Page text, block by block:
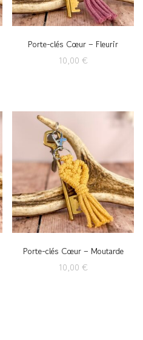
Porte-clés Cœur – Fleurir
10,00 €
Porte-clés Cœur – Moutarde
10,00 €